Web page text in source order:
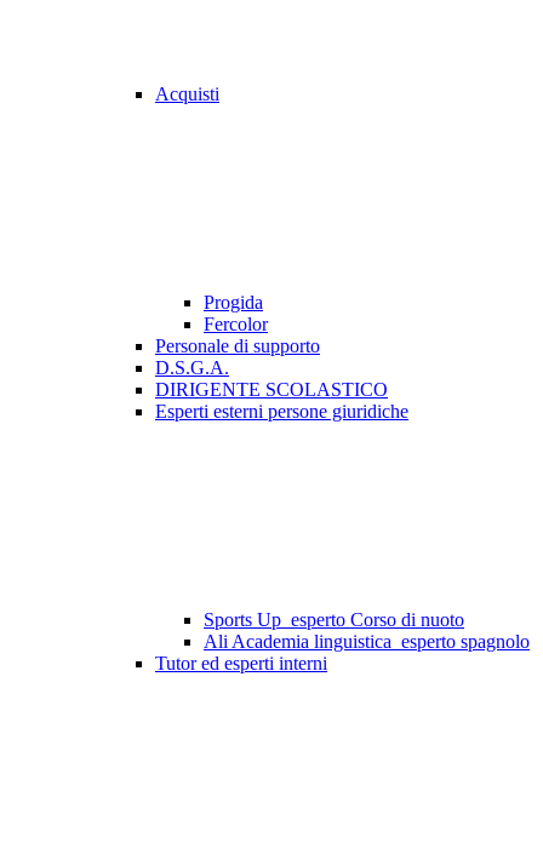
Acquisti
Progida
Fercolor
Personale di supporto
D.S.G.A.
DIRIGENTE SCOLASTICO
Esperti esterni persone giuridiche
Sports Up_esperto Corso di nuoto
Ali Academia linguistica_esperto spagnolo
Tutor ed esperti interni